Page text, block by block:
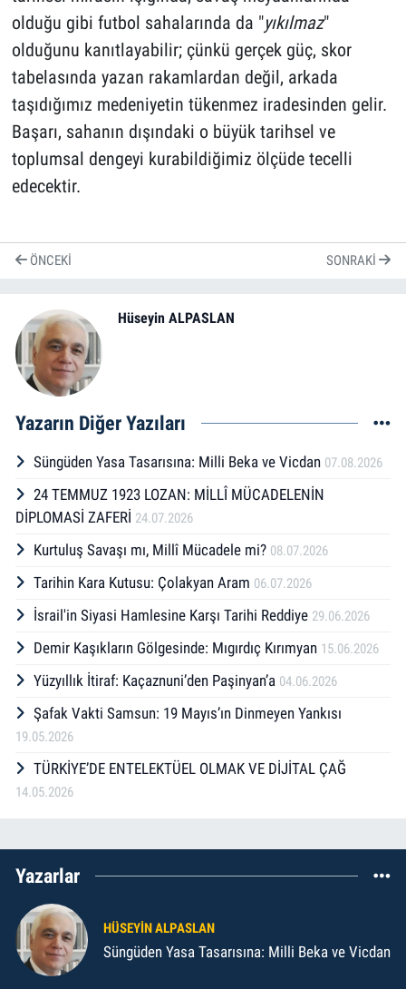
olduğu gibi futbol sahalarında da "yıkılmaz"
olduğunu kanıtlayabilir; çünkü gerçek güç, skor
tabelasında yazan rakamlardan değil, arkada
taşıdığımız medeniyetin tükenmez iradesinden gelir.
Başarı, sahanın dışındaki o büyük tarihsel ve
toplumsal dengeyi kurabildiğimiz ölçüde tecelli
edecektir.
ÖNCEKI SONRAKI
Hüseyin ALPASLAN
Yazarın Diğer Yazıları
Süngüden Yasa Tasarısına: Milli Beka ve Vicdan 07.08.2026
24 TEMMUZ 1923 LOZAN: MİLLÎ MÜCADELENİN
DİPLOMASİ ZAFERİ 24.07.2026
Kurtuluş Savaşı mı, Millî Mücadele mi? 08.07.2026
Tarihin Kara Kutusu: Çolakyan Aram 06.07.2026
İsrail'in Siyasi Hamlesine Karşı Tarihi Reddiye 29.06.2026
Demir Kaşıkların Gölgesinde: Mıgırdıç Kırımyan 15.06.2026
Yüzyıllık İtiraf: Kaçaznuni’den Paşinyan’a 04.06.2026
Şafak Vakti Samsun: 19 Mayıs’ın Dinmeyen Yankısı
19.05.2026
TÜRKİYE’DE ENTELEKTÜEL OLMAK VE DİJİTAL ÇAĞ
14.05.2026
Yazarlar
HÜSEYIN ALPASLAN
Süngüden Yasa Tasarısına: Milli Beka ve Vicdan